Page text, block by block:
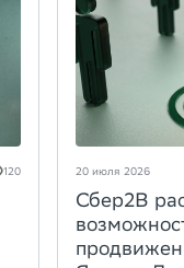
120 20 июля 2026
Сбер2B